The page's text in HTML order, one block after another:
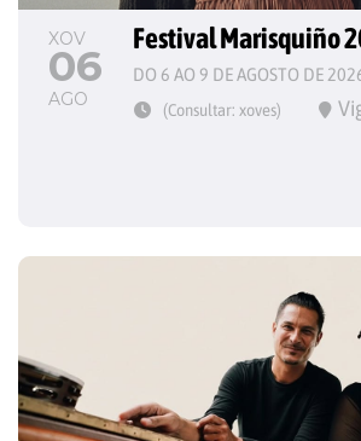
XOV
06
AGO
Festival Marisquiño
DO 6 AO 9 DE AGOSTO DE
(Consultar: xoves)